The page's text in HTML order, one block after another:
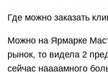
Где можно заказать
Можно на Ярмарке
рынок, то видела 2
сейчас наааамного